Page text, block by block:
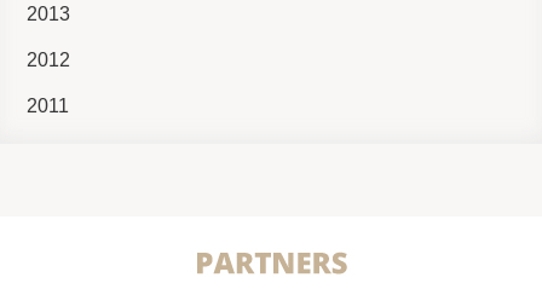
2013
2012
2011